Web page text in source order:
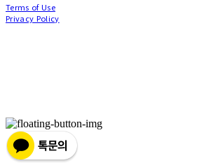
Terms of Use
Privacy Policy